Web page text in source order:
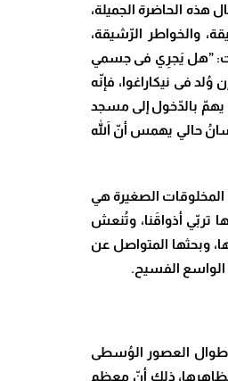
هذه الحاضرة الجميلة،
والخواطر الرّشيقة،
”هل يَجرِي فى جسمي
فى نيكاراغوا، فإنّه
يهمّ بالدّخول إلى مسجد
حالي يهمس أنّ اللهَ
المخلوقات الصغيرة هي
تربّي أذواقَنا، وتُنعش
وبحثها المتواصل عن
الواسع الفسيح.
طوال العصور الوُسطى
مظاهرها، ذلك أنّ معظم